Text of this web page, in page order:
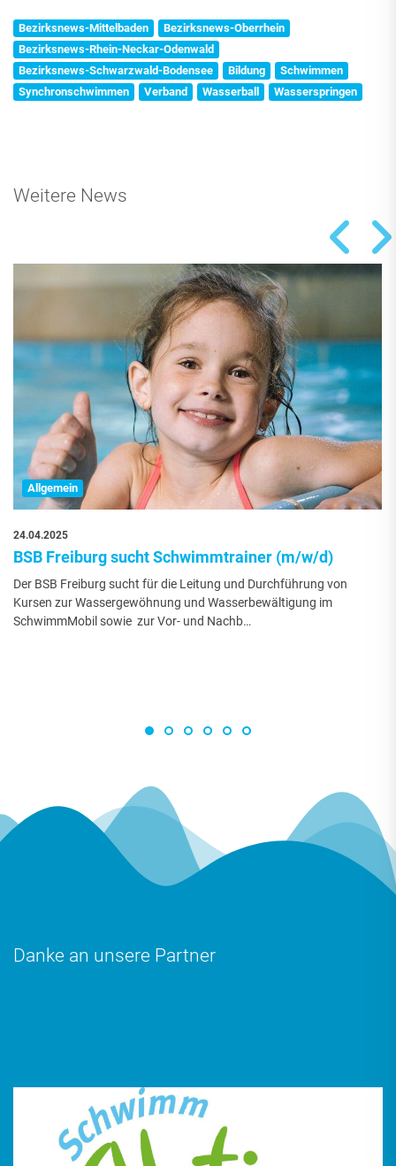
Bezirksnews-Mittelbaden
Bezirksnews-Oberrhein
Bezirksnews-Rhein-Neckar-Odenwald
Bezirksnews-Schwarzwald-Bodensee
Bildung
Schwimmen
Synchronschwimmen
Verband Wasserball Wasserspringen
Weitere News
Allgemein
24.04.2025
BSB Freiburg sucht Schwimmtrainer (m/w/d)
Der BSB Freiburg sucht für die Leitung und Durchführung von
Kursen zur Wassergewöhnung und Wasserbewältigung im
SchwimmMobil sowie zur Vor- und Nachb…
Danke an unsere Partner